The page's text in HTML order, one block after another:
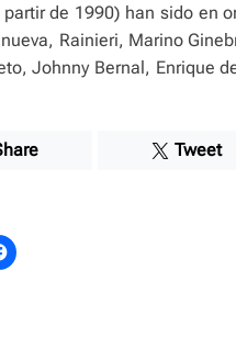
de 1990) han sido en
Rainieri, Marino
Johnny Bernal, Enrique
Tweet
C
l